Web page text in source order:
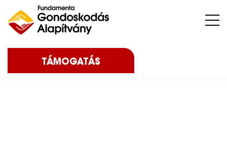
TÁMOGATÁS